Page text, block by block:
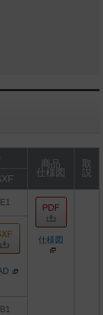
商品
仕様図
取
説
仕様図